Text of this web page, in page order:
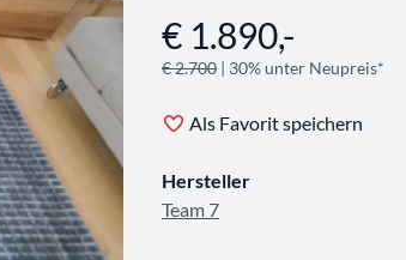
Angebotsinformationen
€ 1.890,-
€ 2.700 | 30% unter Neupreis*
Als Favorit speichern
Hersteller
Team 7